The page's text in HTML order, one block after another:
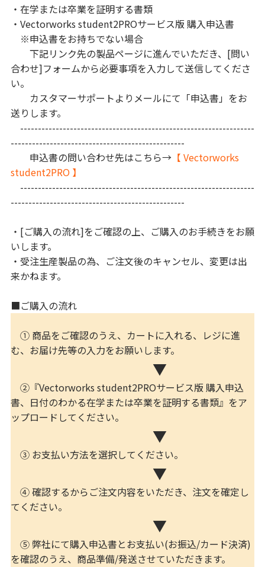
・在学または卒業を証明する書類
・Vectorworks student2PROサービス版 購入申込書
※申込書をお持ちでない場合
下記リンク先の製品ページに進んでいただき、[問い
合わせ]フォームから必要事項を入力して送信してくださ
い。
カスタマーサポートよりメールにて「申込書」をお
送りします。
------------------------------------------------------------------
-------------------------------------------------
申込書の問い合わせ先はこちら→【 Vectorworks
student2PRO 】
------------------------------------------------------------------
-------------------------------------------------
・[ご購入の流れ]をご確認の上、ご購入のお手続きをお願
いします。
・受注生産製品の為、ご注文後のキャンセル、変更は出
来かねます。
■ご購入の流れ
① 商品をご確認のうえ、カートに入れる、レジに進
む、お届け先等の入力をお願いします。
▼
②『Vectorworks student2PROサービス版 購入申込
書、日付のわかる在学または卒業を証明する書類』をア
ップロードしてください。
▼
③ お支払い方法を選択してください。
▼
④ 確認するからご注文内容をいただき、注文を確定し
てください。
▼
⑤ 弊社にて購入申込書とお支払い(お振込/カード決済)
を確認のうえ、商品準備/発送させていただきます。